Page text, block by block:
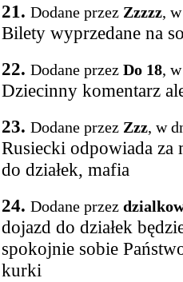
21. Dodane przez Zzzzz,
Bilety wyprzedane na
22. Dodane przez Do 18,
Dziecinny komentarz
23. Dodane przez Zzz, w
Rusiecki odpowiada za
do działek, mafia
24. Dodane przez
dojazd do działek
spokojnie sobie
kurki